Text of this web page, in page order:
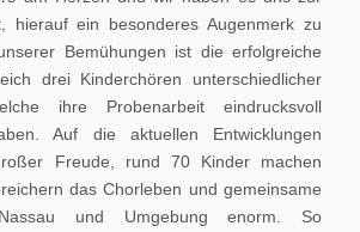
hierauf ein besonderes Augenmerk zu
Bemühungen ist die erfolgreiche
drei Kinderchören unterschiedlicher
ihre Probenarbeit eindrucksvoll
Auf die aktuellen Entwicklungen
Freude, rund 70 Kinder machen
das Chorleben und gemeinsame
und Umgebung enorm. So